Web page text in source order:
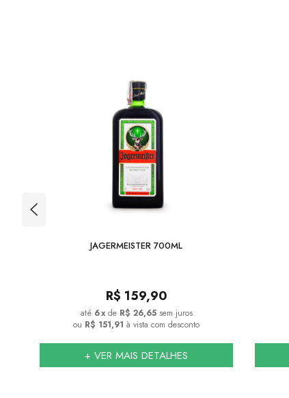
JAGERMEISTER 700ML
R$ 159,90
6x de R$ 26,65 sem juros
ou R$ 151,91 à vista com desconto
+ VER MAIS DETALHES